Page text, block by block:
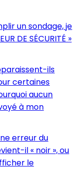
un sondage, je
DE SÉCURITÉ »
ils
certaines
aucun
à mon
erreur du
il « noir », ou
le